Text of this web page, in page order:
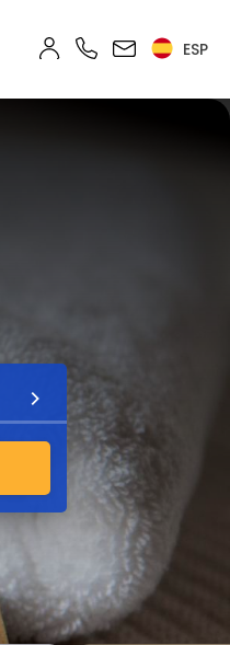
ESP